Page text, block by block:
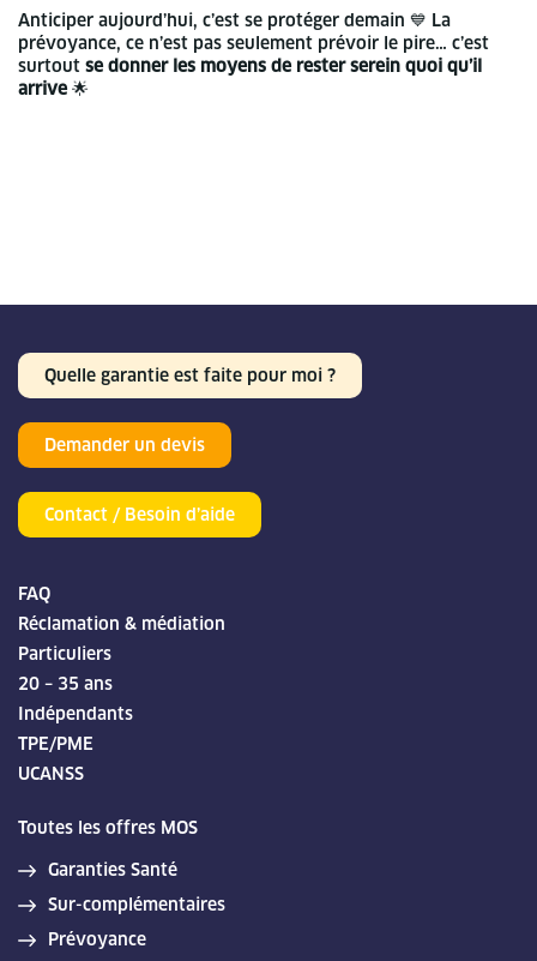
Anticiper aujourd’hui, c’est se protéger demain 💙 La
prévoyance, ce n’est pas seulement prévoir le pire… c’est
surtout se donner les moyens de rester serein quoi qu’il
arrive🌟
Quelle garantie est faite pour moi ?
Demander un devis
Contact / Besoin d’aide
FAQ
Réclamation & médiation
Particuliers
20 – 35 ans
Indépendants
TPE/PME
UCANSS
Toutes les offres MOS
Garanties Santé
Sur-complémentaires
Prévoyance